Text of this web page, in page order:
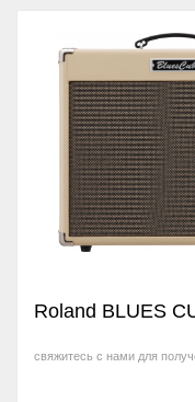
Roland BLUES
свяжитесь с нами для